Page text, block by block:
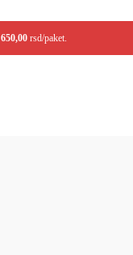
650,00rsd/paket.